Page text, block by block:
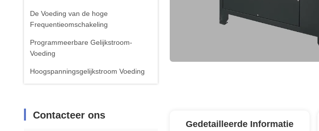
De Voeding van de hoge
Frequentieomschakeling
Programmeerbare Gelijkstroom-
Voeding
Hoogspanningsgelijkstroom Voeding
Contacteer ons
Gedetailleerde Informatie